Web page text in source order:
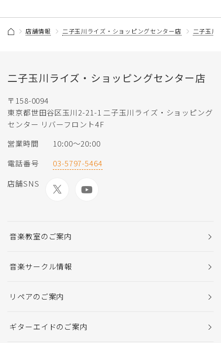
店舗情報 二子玉川ライズ・ショッピングセンター店 二子玉川
二子玉川ライズ・ショッピングセンター店
〒158-0094
東京都世田谷区玉川2-21-1 二子玉川ライズ・ショッピング
センター リバーフロント4F
営業時間
10:00〜20:00
電話番号
03-5797-5464
店舗SNS
音楽教室のご案内
音楽サークル情報
リペアのご案内
ギターエイドのご案内